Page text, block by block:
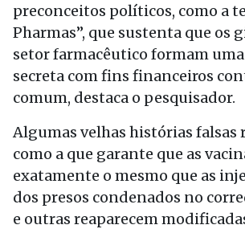
preconceitos políticos, como a
Pharmas”, que sustenta que os
setor farmacêutico formam
secreta com fins financeiros
comum, destaca o pesquisador.
Algumas velhas histórias falsas
como a que garante que as
exatamente o mesmo que as
dos presos condenados no
e outras reaparecem